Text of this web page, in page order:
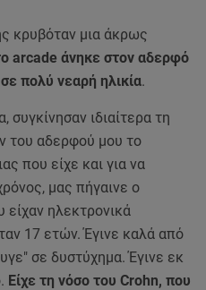
κρυβόταν μια άκρως
arcade άνηκε στον αδερφό
πολύ νεαρή ηλικία.
ιδιαίτερα τη
του αδερφού μου το
που είχε και για να
μας πήγαινε ο
ηλεκτρονικά
17 ετών. Έγινε καλά από
σε δυστύχημα. Έγινε εκ
Είχε τη νόσο του Crohn, που